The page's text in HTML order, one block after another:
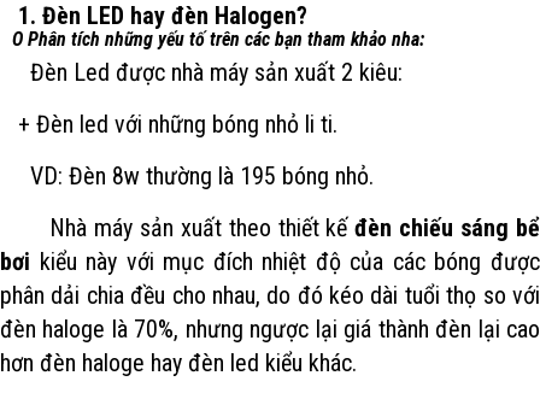
1. Đèn LED hay đèn Halogen?
O Phân tích những yếu tố trên các bạn tham khảo nha:
Đèn Led được nhà máy sản xuất 2 kiêu:
+ Đèn led với những bóng nhỏ li ti.
VD: Đèn 8w thường là 195 bóng nhỏ.
Nhà máy sản xuất theo thiết kếđèn chiếu sáng bể
bơi kiểu này với mục đích nhiệt độ của các bóng được
phân dải chia đều cho nhau, do đó kéo dài tuổi thọ so với
đèn haloge là 70%, nhưng ngược lại giá thành đèn lại cao
hơn đèn haloge hay đèn led kiểu khác.